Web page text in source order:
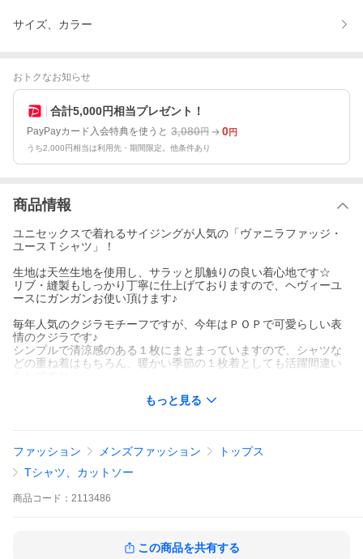
サイズ、カラー
おトクなお知らせ
合計5,000円相当プレゼント！
PayPayカード入会特典を使うと 3,080円 0円
うち2,000円相当は利用先・期間限定。他条件あり
商品情報
ユニセックスで着れるサイジングが人気の「ヴァニラファッジ・
ユースＴシャツ」！
生地は天竺生地を使用し、サラッと肌触りの良い着心地です☆
リブ・縫製もしっかり丁寧に仕上げておりますので、ヘヴィーユ
ースにガンガンお使い頂けます♪
毎年人気のクジラモチーフですが、今年はＰＯＰで可愛らしい表
情のクジラです♪
シンプルで清涼感のある１枚にまとまっていますので、シャツな
どの重ね着はもちろん、暖かい季節の１枚着としても活躍間違い
Youth-XL⇒レディ−スＸＬサイズ、メンズＭサイズ相当です☆
着丈はやや短めの作りとなっております☆
Ｍ（18-20 Youth-XL）：41/64/45/17
もっと見る
ファッション メンズファッション
トップス
Tシャツ、カットソー
商品 コード： 2113486
この商品を共有する